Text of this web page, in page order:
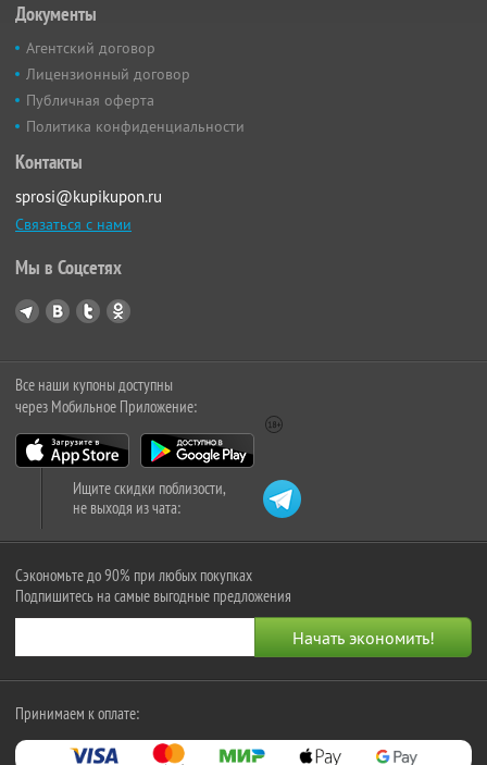
Документы
Агентский договор
Лицензионный договор
Публичная оферта
Политика конфиденциальности
Контакты
sprosi@kupikupon.ru
Связаться с нами
Мы в Соцсетях
Все наши купоны доступны
через Мобильное Приложение:
Ищите скидки поблизости,
не выходя из чата:
Сэкономьте до 90% при любых покупках
Подпишитесь на самые выгодные предложения
Принимаем к оплате: